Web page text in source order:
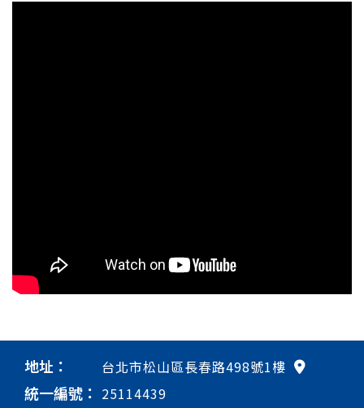
地址： 台北市松山區長春路498號1樓
統一編號： 25114439